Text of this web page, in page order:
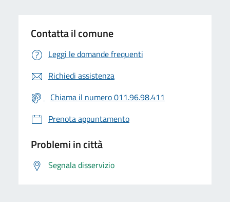
Contatta il comune
Leggi le domande frequenti
Richiedi assistenza
Chiama il numero 011.96.98.411
Prenota appuntamento
Problemi in città
Segnala disservizio